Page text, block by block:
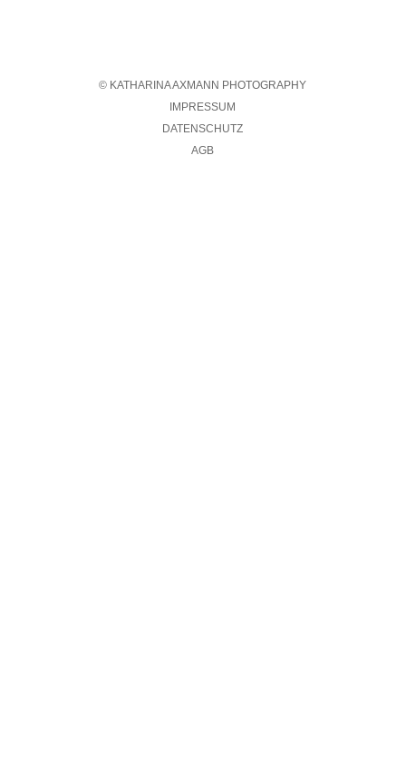
© KATHARINA AXMANN PHOTOGRAPHY
IMPRESSUM
DATENSCHUTZ
AGB